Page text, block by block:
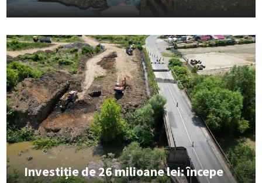
Investiție de 26 milioane lei: începe